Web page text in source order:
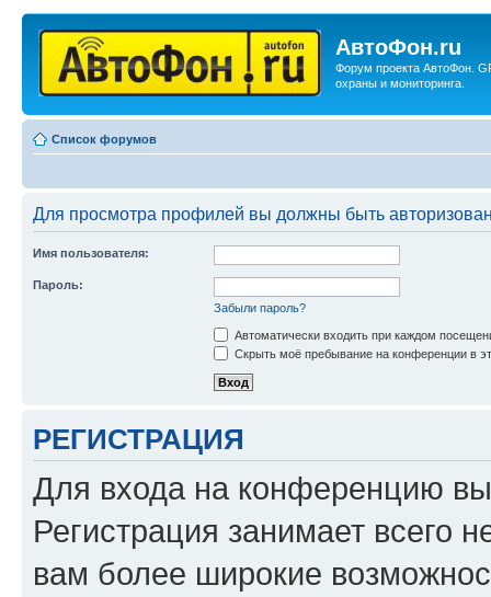
АвтоФон.ru
Форум проекта АвтоФон.
охраны и мониторинга.
Список форумов
Для просмотра профилей вы должны быть
Имя пользователя:
Пароль:
Забыли пароль?
Автоматически входить при каждом
Скрыть моё пребывание на конференции в
РЕГИСТРАЦИЯ
Для входа на конференцию
Регистрация занимает всего
вам более широкие